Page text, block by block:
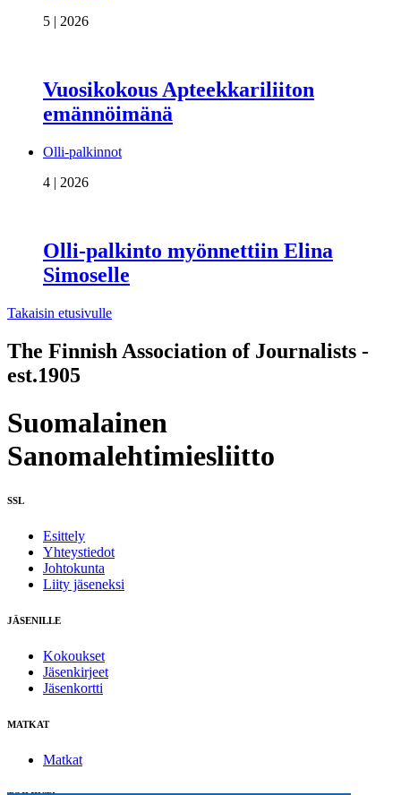
5 | 2026
Vuosikokous Apteekkariliiton
emännöimänä
Olli-palkinnot
4 | 2026
Olli-palkinto myönnettiin Elina
Simoselle
Takaisin etusivulle
The Finnish Association of Journalists -
est.1905
Suomalainen
Sanomalehtimiesliitto
SSL
Esittely
Yhteystiedot
Johtokunta
Liity jäseneksi
JÄSENILLE
Kokoukset
Jäsenkirjeet
Jäsenkortti
MATKAT
Matkat